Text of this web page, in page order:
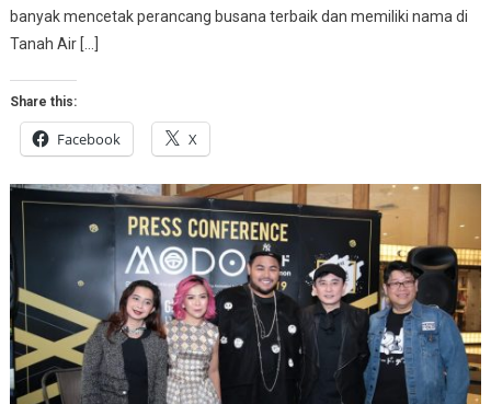
banyak mencetak perancang busana terbaik dan memiliki nama di
Tanah Air […]
Share this:
Facebook X